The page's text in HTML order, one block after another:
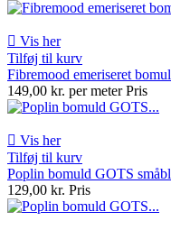
 Vis her
Tilføj til kurv
Fibremood emeriseret
149,00 kr. per meter Pris
 Vis her
Tilføj til kurv
Poplin bomuld GOTS
129,00 kr. Pris